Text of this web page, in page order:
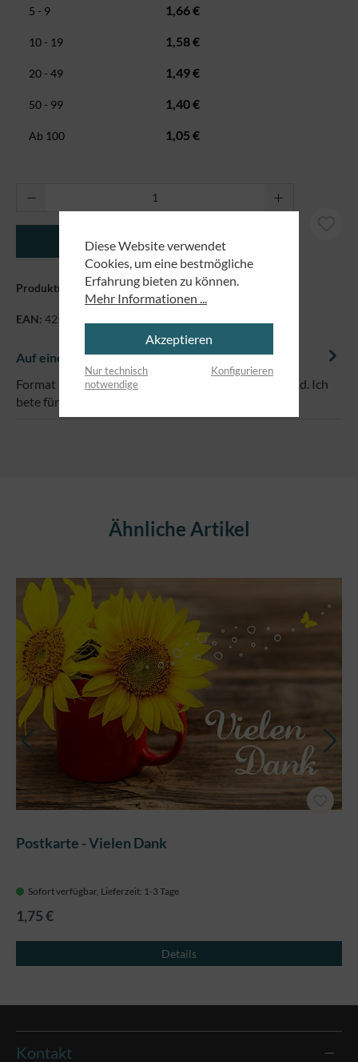
5 - 9 1,66 €
10 - 19 1,58 €
20 - 49 1,49 €
50 - 99 1,40 €
Ab 100 1,05 €
Produkt Anzahl: Gib den gewünschten
In den Warenkorb
Produktnummer:9188
EAN: 4250479844384
Auf einem Blick
Format 14,8 x 10,5 cm Text: Werd bald wieder gesund. Ich
bete für dich.
Produktgalerie überspringenÄhnliche Artikel
Postkarte - Vielen Dank
Sofort verfügbar, Lieferzeit: 1-3 Tage
1,75 €
Details
Kontakt
Diese Website verwendet
Cookies, um eine bestmögliche
Erfahrung bieten zu können.
Mehr Informationen ...
Akzeptieren
Nur technisch
notwendige
Konfigurieren